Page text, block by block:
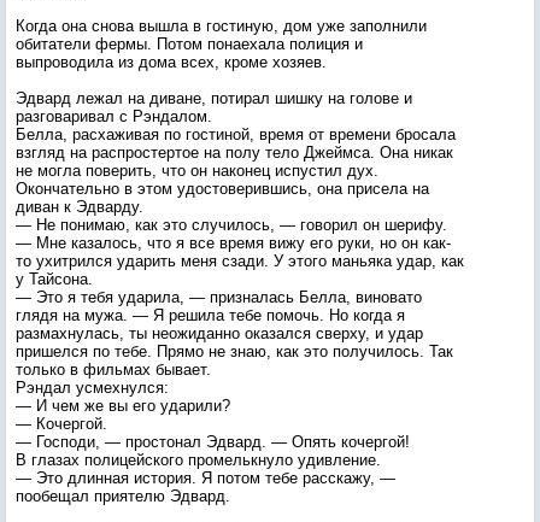
Когда она снова вышла в гостиную, дом уже заполнили
обитатели фермы. Потом понаехала полиция и
выпроводила из дома всех, кроме хозяев.
Эдвард лежал на диване, потирал шишку на голове и
разговаривал с Рэндалом.
Белла, расхаживая по гостиной, время от времени бросала
взгляд на распростертое на полу тело Джеймса. Она никак
не могла поверить, что он наконец испустил дух.
Окончательно в этом удостоверившись, она присела на
диван к Эдварду.
— Не понимаю, как это случилось, — говорил он шерифу.
— Мне казалось, что я все время вижу его руки, но он как-
то ухитрился ударить меня сзади. У этого маньяка удар, как
у Тайсона.
— Это я тебя ударила, — призналась Белла, виновато
глядя на мужа. — Я решила тебе помочь. Но когда я
размахнулась, ты неожиданно оказался сверху, и удар
пришелся по тебе. Прямо не знаю, как это получилось. Так
только в фильмах бывает.
Рэндал усмехнулся:
— И чем же вы его ударили?
— Кочергой.
— Господи, — простонал Эдвард. — Опять кочергой!
В глазах полицейского промелькнуло удивление.
— Это длинная история. Я потом тебе расскажу, —
пообещал приятелю Эдвард.